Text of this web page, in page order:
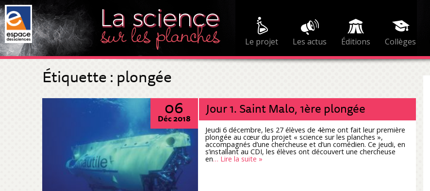
Le projet Les actus Éditions Collèges
Étiquette : plongée
06
Déc 2018
Jour 1. Saint Malo, 1ère plongée
Jeudi 6 décembre, les 27 élèves de 4ème ont fait leur première
plongée au cœur du projet « science sur les planches »,
accompagnés d’une chercheuse et d’un comédien. Ce jeudi, en
s’installant au CDI, les élèves ont découvert une chercheuse
en… Lire la suite »